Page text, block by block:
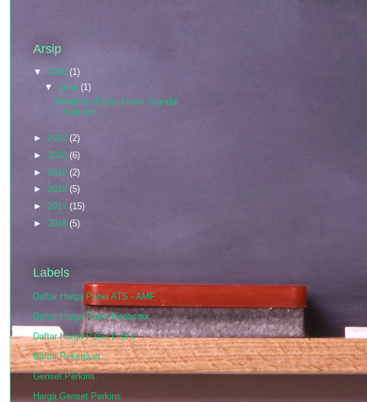
Arsip
▼ 2026 (1)
▼ June (1)
Perakitan Panel Listrik Standar
Industri ...
► 2022 (2)
► 2020 (6)
► 2019 (2)
► 2018 (5)
► 2017 (15)
► 2016 (5)
Labels
Daftar Harga Panel ATS - AMF
Daftar Harga Panel Kapasitor
Daftar Harga Panel Listrik
Daftar Pekerjaan
Genset Perkins
Harga Genset Perkins